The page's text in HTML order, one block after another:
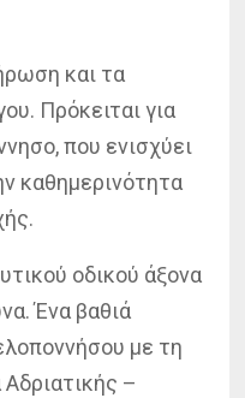
και τα
Πρόκειται για
που ενισχύει
καθημερινότητα
οδικού άξονα
Ένα βαθιά
με τη
–